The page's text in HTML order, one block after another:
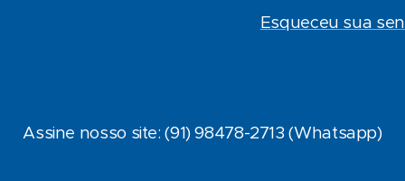
Esqueceu sua
Assine nosso site: (91) 98478-2713 (Whatsapp)